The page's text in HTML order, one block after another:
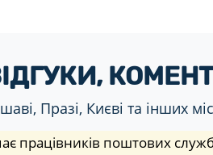
Празі, Києві та інших
працівників поштових